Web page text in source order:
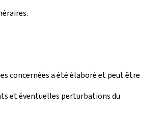
concernées a été élaboré et peut être
et éventuelles perturbations du